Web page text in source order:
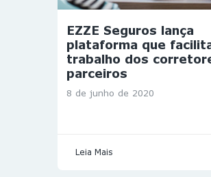
EZZE Seguros lança
plataforma que
trabalho dos
parceiros
8 de junho de 2020
Leia Mais